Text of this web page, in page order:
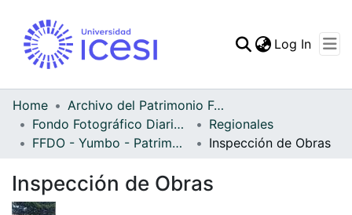
Statistics
Log In
Home
Archivo del Patrimonio Fotográfico y Fílmico del Valle del Cauca
Fondo Fotográfico Diario Occidente
Regionales
FFDO - Yumbo - Patrimonial
Inspección de Obras
Inspección de Obras